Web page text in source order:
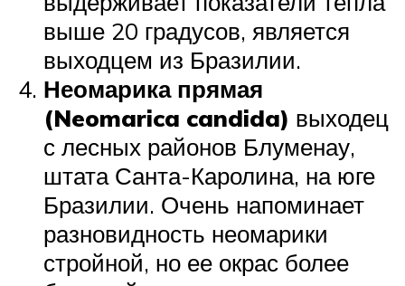
выше 20 градусов, является
выходцем из Бразилии.
Неомарика прямая
(Neomarica candida) выходец
с лесных районов Блуменау,
штата Санта-Каролина, на юге
Бразилии. Очень напоминает
разновидность неомарики
стройной, но ее окрас более